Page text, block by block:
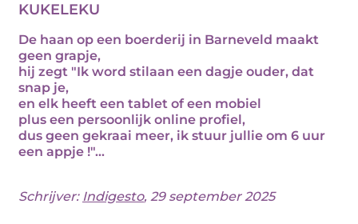
KUKELEKU
De haan op een boerderij in Barneveld maakt
geen grapje,
hij zegt "Ik word stilaan een dagje ouder, dat
snap je,
en elk heeft een tablet of een mobiel
plus een persoonlijk online profiel,
dus geen gekraai meer, ik stuur jullie om 6 uur
een appje !"...
Schrijver: Indigesto, 29 september 2025